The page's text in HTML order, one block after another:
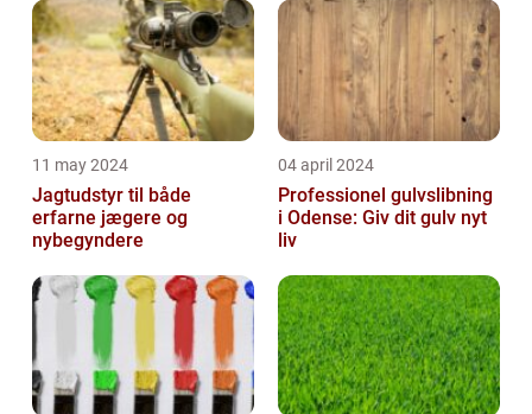
11 may 2024
Jagtudstyr til både
erfarne jægere og
nybegyndere
04 april 2024
Professionel gulvslibning
i Odense: Giv dit gulv nyt
liv